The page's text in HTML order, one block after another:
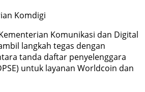
Komdigi
Komunikasi dan Digital
langkah tegas dengan
tanda daftar penyelenggara
untuk layanan Worldcoin dan